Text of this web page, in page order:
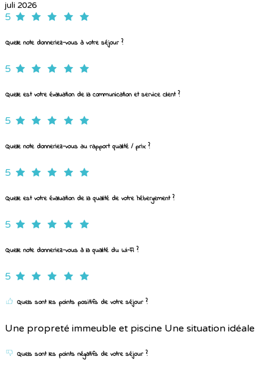
juli 2026
5
Quelle note donneriez-vous à votre séjour ?
5
Quelle est votre évaluation de la communication et service client ?
5
Quelle note donneriez-vous au rapport qualité / prix ?
5
Quelle est votre évaluation de la qualité de votre hébergement ?
5
Quelle note donneriez-vous à la qualité du Wi-Fi ?
5
Quels sont les points positifs de votre séjour ?
Une propreté immeuble et piscine Une situation idéale
Quels sont les points négatifs de votre séjour ?